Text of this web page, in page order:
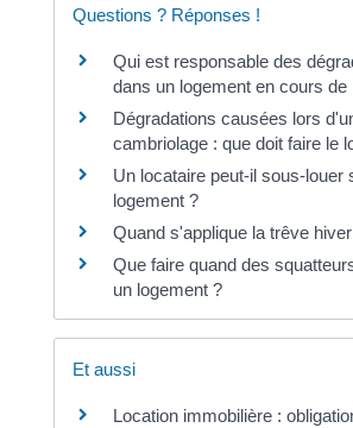
Questions ? Réponses !
Qui est responsable des
dans un logement en cours de
Dégradations causées lors
cambriolage : que doit faire le
Un locataire peut-il sous-louer
logement ?
Quand s'applique la trêve
Que faire quand des
un logement ?
Et aussi
Location immobilière :